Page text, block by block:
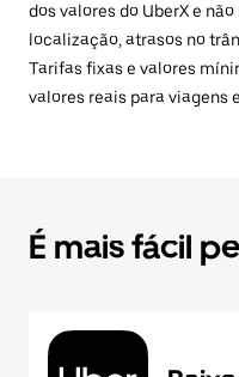
dos valores do UberX e
localização, atrasos no
Tarifas fixas e valores
valores reais para viagens
É mais fácil